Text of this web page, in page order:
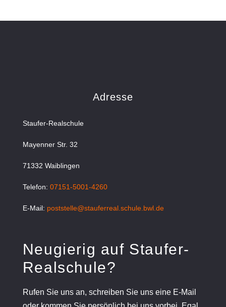
Adresse
Staufer-Realschule
Mayenner Str. 32
71332 Waiblingen
Telefon: 07151-5001-4260
E-Mail: poststelle@stauferreal.schule.bwl.de
Neugierig auf Staufer-
Realschule?
Rufen Sie uns an, schreiben Sie uns eine E-Mail